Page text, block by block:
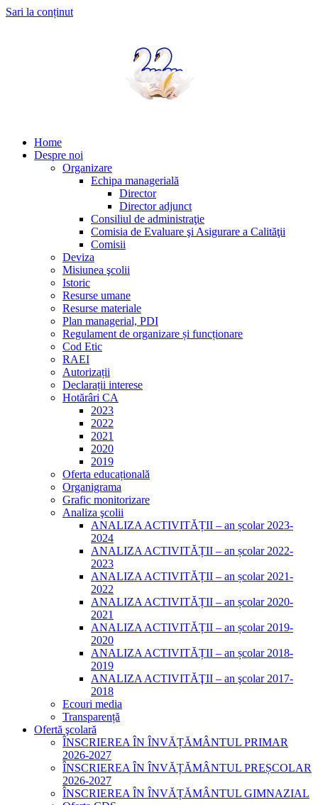
Sari la conținut
Home
Despre noi
Organizare
Echipa managerială
Director
Director adjunct
Consiliul de administraţie
Comisia de Evaluare şi Asigurare a Calităţii
Comisii
Deviza
Misiunea şcolii
Istoric
Resurse umane
Resurse materiale
Plan managerial, PDI
Regulament de organizare și funcționare
Cod Etic
RAEI
Autorizații
Declarații interese
Hotărâri CA
2023
2022
2021
2020
2019
Oferta educațională
Organigrama
Grafic monitorizare
Analiza şcolii
ANALIZA ACTIVITĂȚII – an școlar 2023-
2024
ANALIZA ACTIVITĂȚII – an școlar 2022-
2023
ANALIZA ACTIVITĂȚII – an școlar 2021-
2022
ANALIZA ACTIVITĂȚII – an școlar 2020-
2021
ANALIZA ACTIVITĂȚII – an școlar 2019-
2020
ANALIZA ACTIVITĂȚII – an școlar 2018-
2019
ANALIZA ACTIVITĂŢII – an şcolar 2017-
2018
Ecouri media
Transparență
Ofertă şcolară
ÎNSCRIEREA ÎN ÎNVĂȚĂMÂNTUL PRIMAR
2026-2027
ÎNSCRIEREA ÎN ÎNVĂȚĂMÂNTUL PREȘCOLAR
2026-2027
ÎNSCRIEREA ÎN ÎNVĂȚĂMÂNTUL GIMNAZIAL